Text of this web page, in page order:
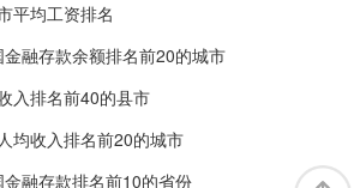
平均工资排名
融存款余额排名前20的城市
入排名前40的县市
均收入排名前20的城市
融存款排名前10的省份